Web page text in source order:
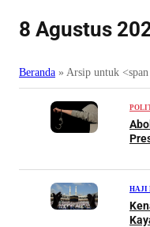
8 Agustus
Beranda » Arsip untuk
HAJI